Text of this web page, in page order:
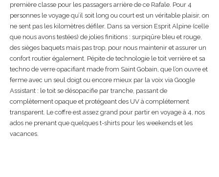
première classe pour les passagers arrière de ce Rafale. Pour 4
personnes le voyage qu’il soit long ou court est un véritable plaisir, on
ne sent pas les kilomètres défiler. Dans sa version Esprit Alpine (celle
que nous avons testées) de jolies finitions : surpiqûre bleu et rouge,
des sièges baquets mais pas trop, pour nous maintenir et assurer un
confort routier également. Pépite de technologie le toit verrière et sa
techno de verre opacifiant made from Saint Gobain, que l’on ouvre et
ferme avec un seul doigt ou encore mieux par la voix via Google
Assistant : le toit se désopacifie par tranche, passant de
complètement opaque et protégeant des UV à complétement
transparent. Le coffre est assez grand pour partir en voyage à 4, nos
ados ne prenant que quelques t-shirts pour les weekends et les
vacances.